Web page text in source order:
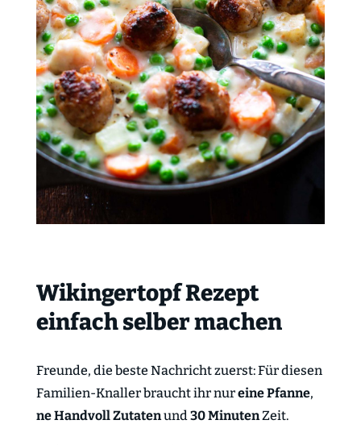
Wikingertopf Rezept
einfach selber machen
Freunde, die beste Nachricht zuerst: Für diesen
Familien-Knaller braucht ihr nureine Pfanne,
ne Handvoll Zutatenund 30 MinutenZeit.